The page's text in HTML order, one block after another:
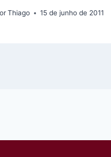
Thiago 15 de junho de 2011